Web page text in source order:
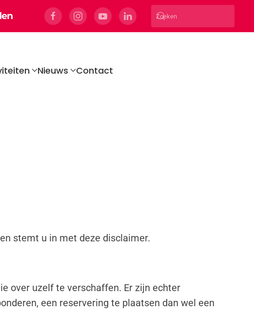
Nieuws Contact
stemt u in met deze disclaimer.
over uzelf te verschaffen. Er zijn echter
een reservering te plaatsen dan wel een